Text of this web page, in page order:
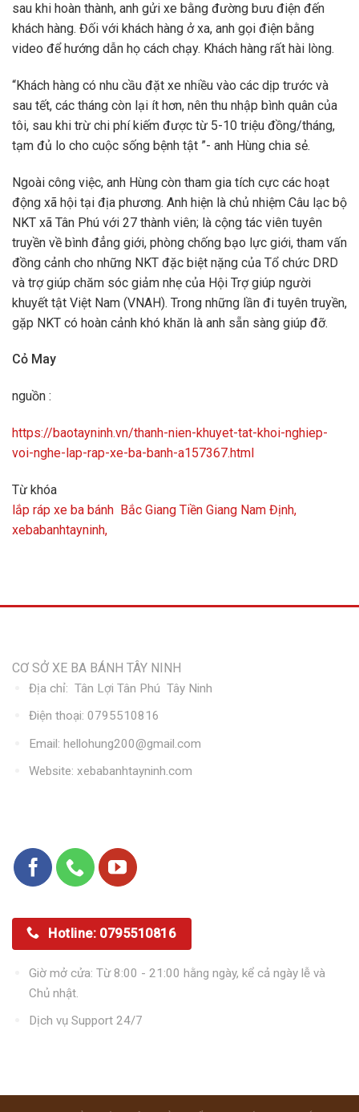
sau khi hoàn thành, anh gửi xe bằng đường bưu điện đến
khách hàng. Đối với khách hàng ở xa, anh gọi điện bằng
video để hướng dẫn họ cách chạy. Khách hàng rất hài lòng.
“Khách hàng có nhu cầu đặt xe nhiều vào các dịp trước và
sau tết, các tháng còn lại ít hơn, nên thu nhập bình quân của
tôi, sau khi trừ chi phí kiếm được từ 5-10 triệu đồng/tháng,
tạm đủ lo cho cuộc sống bệnh tật ”- anh Hùng chia sẻ.
Ngoài công việc, anh Hùng còn tham gia tích cực các hoạt
động xã hội tại địa phương. Anh hiện là chủ nhiệm Câu lạc bộ
NKT xã Tân Phú với 27 thành viên; là cộng tác viên tuyên
truyền về bình đẳng giới, phòng chống bạo lực giới, tham vấn
đồng cảnh cho những NKT đặc biệt nặng của Tổ chức DRD
và trợ giúp chăm sóc giảm nhẹ của Hội Trợ giúp người
khuyết tật Việt Nam (VNAH). Trong những lần đi tuyên truyền,
gặp NKT có hoàn cảnh khó khăn là anh sẵn sàng giúp đỡ.
Cỏ May
nguồn :
https://baotayninh.vn/thanh-nien-khuyet-tat-khoi-nghiep-
voi-nghe-lap-rap-xe-ba-banh-a157367.html
Từ khóa
lắp ráp xe ba bánh Bắc Giang Tiền Giang Nam Định,
xebabanhtayninh,
CƠ SỞ XE BA BÁNH TÂY NINH
Địa chỉ: Tân Lợi Tân Phú Tây Ninh
Điện thoại: 0795510816
Email: hellohung200@gmail.com
Website: xebabanhtayninh.com
Hotline: 0795510816
Giờ mở cửa: Từ 8:00 - 21:00 hằng ngày, kể cả ngày lễ và
Chủ nhật.
Dịch vụ Support 24/7